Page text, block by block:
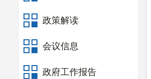
政策解读
会议信息
政府工作报告